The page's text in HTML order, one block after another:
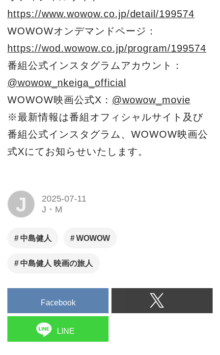
https://www.wowow.co.jp/detail/199574
WOWOWオンデマンドページ：
https://wod.wowow.co.jp/program/199574
番組公式インスタグラムアカウント：
@wowow_nkeiga_official
WOWOW映画公式X： @wowow_movie
※最新情報は番組オフィシャルサイト及び
番組公式インスタグラム、WOWOW映画公
式Xにてお知らせいたします。
J
2025-07-11
J・M
中島健人 WOWOW
中島健人 映画の旅人
Facebook
LINE